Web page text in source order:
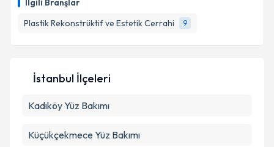
İlgili Branşlar
Plastik Rekonstrüktif ve Estetik Cerrahi
9
takvim hazırlandığında e-posta ile bilgilendireceğiz.
Metni 'ni okudum ve kişisel verilerimin belirtilen
İstanbul İlçeleri
KadıköyYüz Bakımı
Küçükçekmece Yüz Bakımı